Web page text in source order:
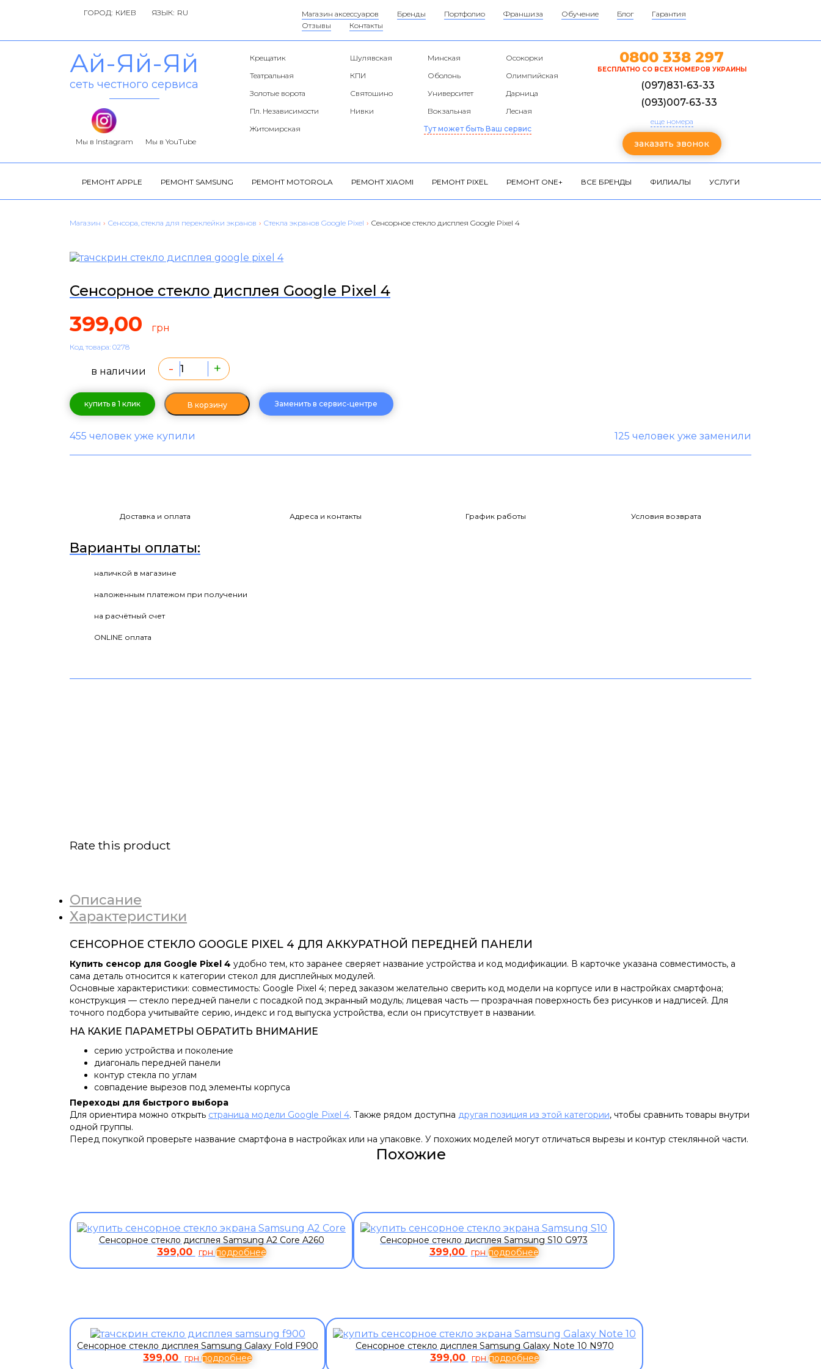
ГОРОД: ЯЗЫК: Магазин аксессуаров Бренды Портфолио Франшиза Обучение Блог
Гарантия
Отзывы
Контакты
Ай-Яй-Яй
сеть честного сервиса
Мы в Instagram Мы в YouTube
Крещатик Шулявская Минская
Осокорки
Театральная
КПИ Оболонь
Олимпийская
Золотые ворота
Святошино Университет
Дарница
Пл. Независимости
Нивки Вокзальная
Лесная
Житомирская
Тут может быть Ваш сервис
0800 338 297
БЕСПЛАТНО СО ВСЕХ НОМЕРОВ УКРАИНЫ
(097)831-63-33
(093)007-63-33
еще номера
заказать звонок
РЕМОНТ APPLE РЕМОНТ SAMSUNG РЕМОНТ MOTOROLA РЕМОНТ XIAOMI РЕМОНТ PIXEL РЕМОНТ ONE+ ВСЕ БРЕНДЫ ФИЛИАЛЫ УСЛУГИ
Магазин › Сенсора, стекла для переклейки экранов › Стекла экранов Google Pixel › Сенсорное стекло дисплея Google Pixel 4
Сенсорное стекло дисплея Google Pixel 4
399,00 грн
Код товара: 0278
в наличии - +
купить в 1 клик В корзину Заменить в сервис-центре
455 человек уже купили 125 человек уже заменили
Доставка и оплата Адреса и контакты График работы Условия возврата
Варианты оплаты:
наличкой в магазине
наложенным платежом при получении
на расчётный счет
ONLINE оплата
Rate this product
Описание
Характеристики
СЕНСОРНОЕ СТЕКЛО GOOGLE PIXEL 4 ДЛЯ АККУРАТНОЙ ПЕРЕДНЕЙ ПАНЕЛИ
Купить сенсор для Google Pixel 4 удобно тем, кто заранее сверяет название устройства и код модификации. В карточке указана совместимость, а
сама деталь относится к категории стекол для дисплейных модулей.
Основные характеристики: совместимость: Google Pixel 4; перед заказом желательно сверить код модели на корпусе или в настройках смартфона;
конструкция — стекло передней панели с посадкой под экранный модуль; лицевая часть — прозрачная поверхность без рисунков и надписей. Для
точного подбора учитывайте серию, индекс и год выпуска устройства, если он присутствует в названии.
НА КАКИЕ ПАРАМЕТРЫ ОБРАТИТЬ ВНИМАНИЕ
серию устройства и поколение
диагональ передней панели
контур стекла по углам
совпадение вырезов под элементы корпуса
Переходы для быстрого выбора
Для ориентира можно открыть страница модели Google Pixel 4. Также рядом доступна другая позиция из этой категории, чтобы сравнить товары внутри
одной группы.
Перед покупкой проверьте название смартфона в настройках или на упаковке. У похожих моделей могут отличаться вырезы и контур стеклянной части.
Похожие
Сенсорное стекло дисплея Samsung A2 Core A260
399,00 грн подробнее
Сенсорное стекло дисплея Samsung S10 G973
399,00 грн подробнее
Сенсорное стекло дисплея Samsung Galaxy Fold F900
399,00 грн подробнее
Сенсорное стекло дисплея Samsung Galaxy Note 10 N970
399,00 грн подробнее